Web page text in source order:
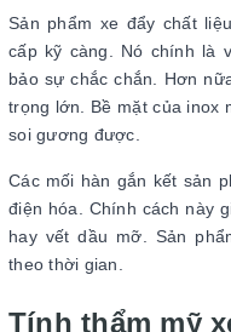
Sản phẩm xe đẩy chất
cấp kỹ càng. Nó chính là
bảo sự chắc chắn. Hơn
trọng lớn. Bề mặt của inox
soi gương được.
Các mối hàn gắn kết sản
điện hóa. Chính cách này
hay vết dầu mỡ. Sản
theo thời gian.
Tính thẩm mỹ